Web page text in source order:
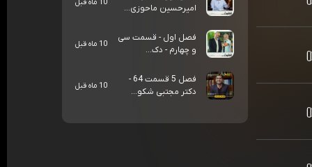
امیرحسین ماحوزی...
10 ماه قبل
فصل اول - قسمت سی
و چهارم - دک...
10 ماه قبل
فصل 5 قسمت 64 -
دکتر مجتبی شکو...
10 ماه قبل